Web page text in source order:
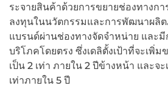
ระจายสินค้าด้วยการขยายช่องทางก
ลงทุนในนวัตกรรมและการพัฒนาผลิ
แบรนด์ผ่านช่องทางจัดจำหน่าย และมี
บริโภคโดยตรง ซึ่งเดลิตั้งเป้าที่จะเพิ่
เป็น 2 เท่า ภายใน 2 ปีข้างหน้า และจ
เท่าภายใน 5 ปี